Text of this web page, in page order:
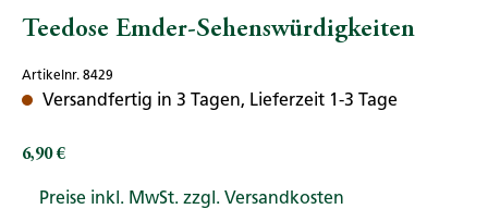
Teedose Emder-Sehenswürdigkeiten
Artikelnr. 8429
Versandfertig in 3 Tagen, Lieferzeit 1-3 Tage
Regulärer Preis:
6,90 €
Preise inkl. MwSt. zzgl. Versandkosten